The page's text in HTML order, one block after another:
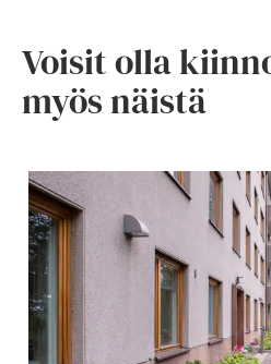
Voisit olla
myös näistä